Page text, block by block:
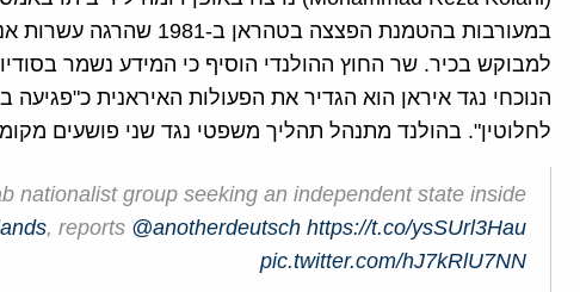
במעורבות בהטמנת הפצצה
למבוקש בכיר. שר החוץ ההולנדי הוסיף כי המידע נשמר
הנוכחי נגד איראן הוא הגדיר את הפעולות האיראנית כ"פגיעה
לחלוטין". בהולנד מתנהל תהליך משפטי נגד שני פושעים
nationalist group seeking an independent state inside
, reports @anotherdeutsch https://t.co/ysSUrl3Hau
pic.twitter.com/hJ7kRlU7NN